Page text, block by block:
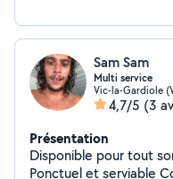
Sam Sam
Multi service
Vic-la-Gardiole
4,7/5 (3
Présentation
Disponible pour tout